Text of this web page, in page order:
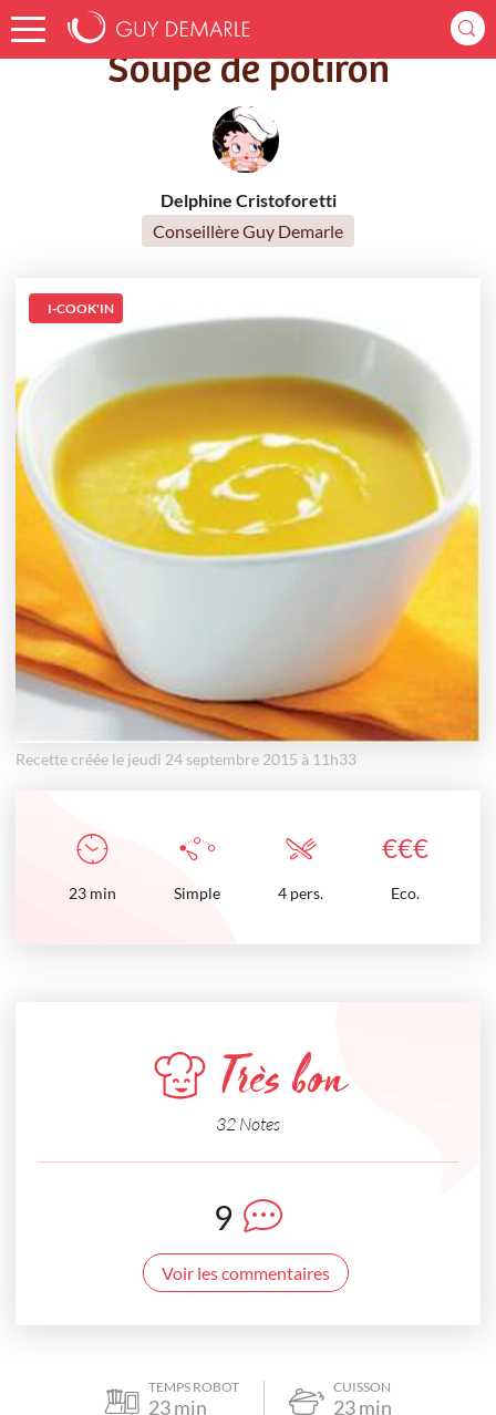
Accueil Recettes Soupe de potiron
Soupe de potiron
Delphine Cristoforetti
Conseillère Guy Demarle
I-COOK'IN
Recette créée le jeudi 24 septembre 2015 à 11h33
€€€
23 min Simple 4 pers. Eco.
Très bon
32 Notes
9
Voir les commentaires
TEMPS ROBOT
23min
CUISSON
23min